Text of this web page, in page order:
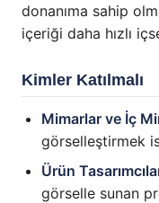
donanıma sahip
içeriği daha hızlı
Kimler Katılmalı
Mimarlar ve İç
görselleştirmek
Ürün
görselle sunan